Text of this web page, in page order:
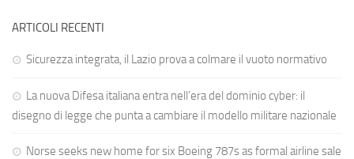
ARTICOLI RECENTI
Sicurezza integrata, il Lazio prova a colmare il vuoto normativo
La nuova Difesa italiana entra nell’era del dominio cyber: il
disegno di legge che punta a cambiare il modello militare nazionale
Norse seeks new home for six Boeing 787s as formal airline sale